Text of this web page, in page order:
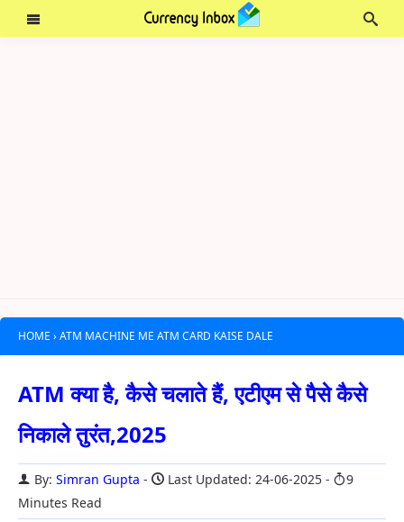
HOME › ATM MACHINE ME ATM CARD KAISE DALE
ATM क्या है, कैसे चलाते हैं, एटीएम से पैसे कैसे
निकाले तुरंत,2025
By: Simran Gupta Last Updated: 24-06-2025
9
Minutes Read